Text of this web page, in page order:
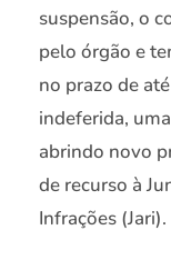
suspensão, o
pelo órgão e
no prazo de
indeferida,
abrindo novo
de recurso à
Infrações (Jari).